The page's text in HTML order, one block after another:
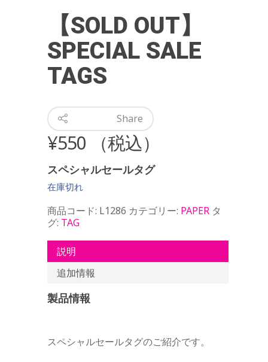
【SOLD OUT】
SPECIAL SALE
TAGS
Share
¥550 （税込）
スペシャルセールタグ
在庫切れ
商品コード: L1286 カテゴリー: PAPER タ
グ: TAG
説明
追加情報
製品情報
スペシャルセールタグのご紹介です。